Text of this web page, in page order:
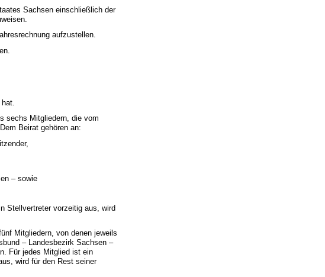
Sachsen einschließlich der
aufzustellen.
sechs Mitgliedern, die vom
Beirat gehören an:
– sowie
Stellvertreter vorzeitig aus, wird
Mitgliedern, von denen jeweils
– Landesbezirk Sachsen –
Für jedes Mitglied ist ein
wird für den Rest seiner